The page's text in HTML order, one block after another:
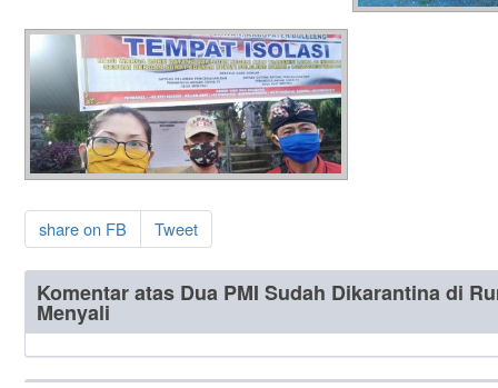
share on FB Tweet
Komentar atas Dua PMI Sudah Dikarantina di
Menyali